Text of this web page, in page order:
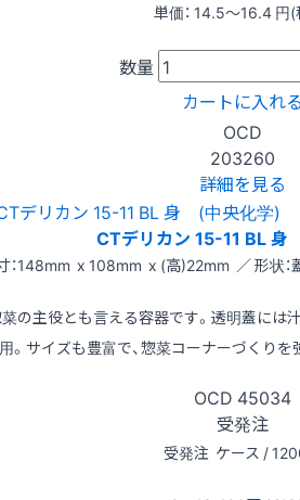
単価： 14.5〜16.4 円(
数量
カートに入れる
OCD
203260
詳細を見る
CTデリカン 15-11 BL
：148mm x 108mm x (高)22mm ／ 形状：
の主役とも言える容器です。透明蓋には
用。サイズも豊富で、惣菜コーナーづくり
OCD 45034
受発注
受発注 ケース /